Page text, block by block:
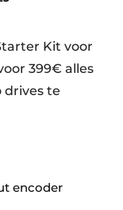
Kit voor
399€ alles
drives te
encoder